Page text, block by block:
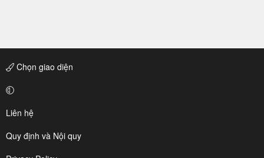
Chọn giao diện
Liên hệ
Quy định và Nội quy